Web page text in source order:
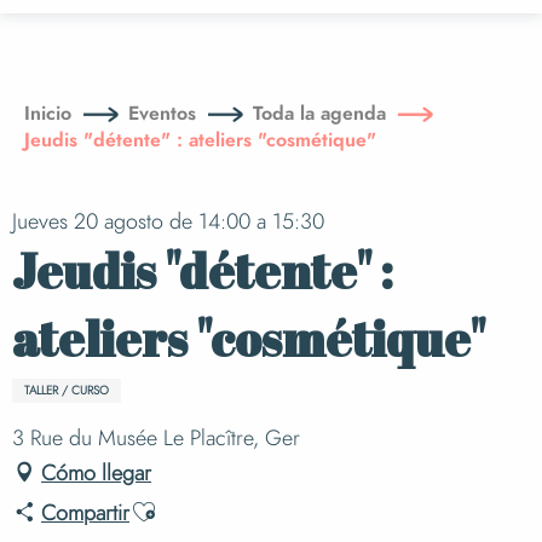
principal
Inicio Eventos
Toda la agenda
Jeudis "détente" : ateliers "cosmétique"
Jueves 20 agosto de 14:00 a 15:30
Jeudis "détente" :
ateliers "cosmétique"
TALLER / CURSO
3 Rue du Musée Le Placître, Ger
Cómo llegar
CompartirAjouter aux favoris